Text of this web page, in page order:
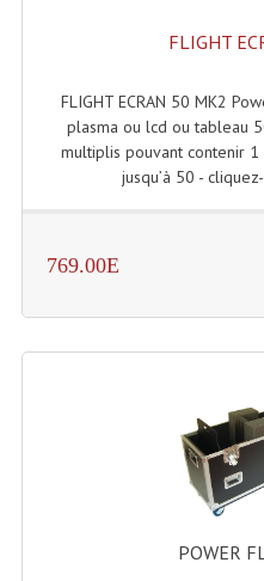
Effets
Lasers
Lasers
Blocs
FLIGHT
FLIGHT ECRAN 50 MK2
plasma ou lcd ou tableau
multiplis pouvant contenir
jusqu’à 50 -
769.00E
POWER